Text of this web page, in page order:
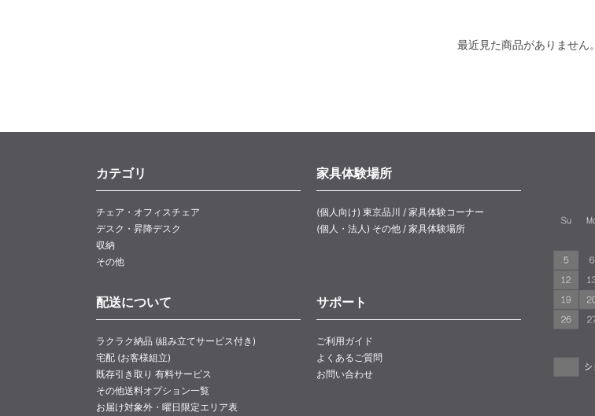
最近見た商品がありません。
カテゴリ
チェア・オフィスチェア
デスク・昇降デスク
収納
その他
家具体験場所
(個人向け) 東京品川 / 家具体験コーナー
(個人・法人) その他 / 家具体験場所
配送について
ラクラク納品 (組み立てサービス付き)
宅配 (お客様組立)
既存引き取り 有料サービス
その他送料オプション一覧
お届け対象外・曜日限定エリア表
サポート
ご利用ガイド
よくあるご質問
お問い合わせ